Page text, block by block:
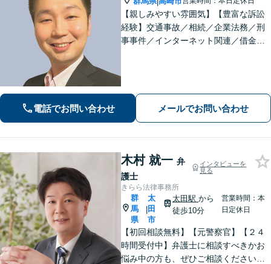
【親しみやすい雰囲気】【豊富な訴訟
経験】交通事故／相続／企業法務／刑
事事件／インターネット関連／借金・
【夜間・休日対応可】
電話でお問い合わせ メールでお問い合わせ
木村 就一 弁
護士
インタビューを
見る
きらら法律事務所
群
馬
県
|
太
田
市
太田駅 から
徒歩10分
営業時間：本
日定休日
【初回相談無料】【元警察官】【２４
時間受付中】弁護士に相談すべきかお
悩み中の方も、ぜひご相談ください